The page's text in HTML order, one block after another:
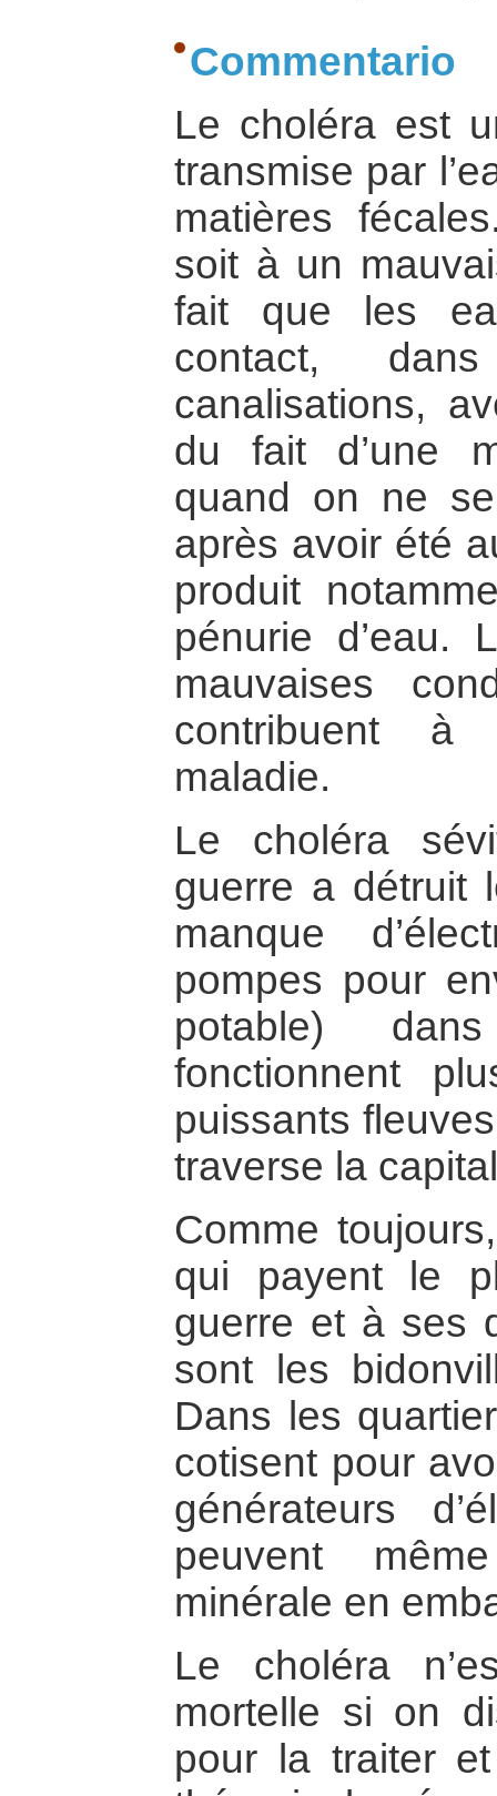
Commentario
Le choléra est
transmise par
matières
soit à un
fait que les
contact,
canalisations,
du fait d’une
quand on ne
après avoir été
produit
pénurie d’eau.
mauvaises
contribuent à
maladie.
Le choléra
guerre a détruit
manque
pompes pour
potable)
fonctionnent
puissants
traverse la
Comme
qui payent le
guerre et à ses
sont les
Dans les
cotisent pour
générateurs
peuvent
minérale en
Le choléra
mortelle si on
pour la traiter